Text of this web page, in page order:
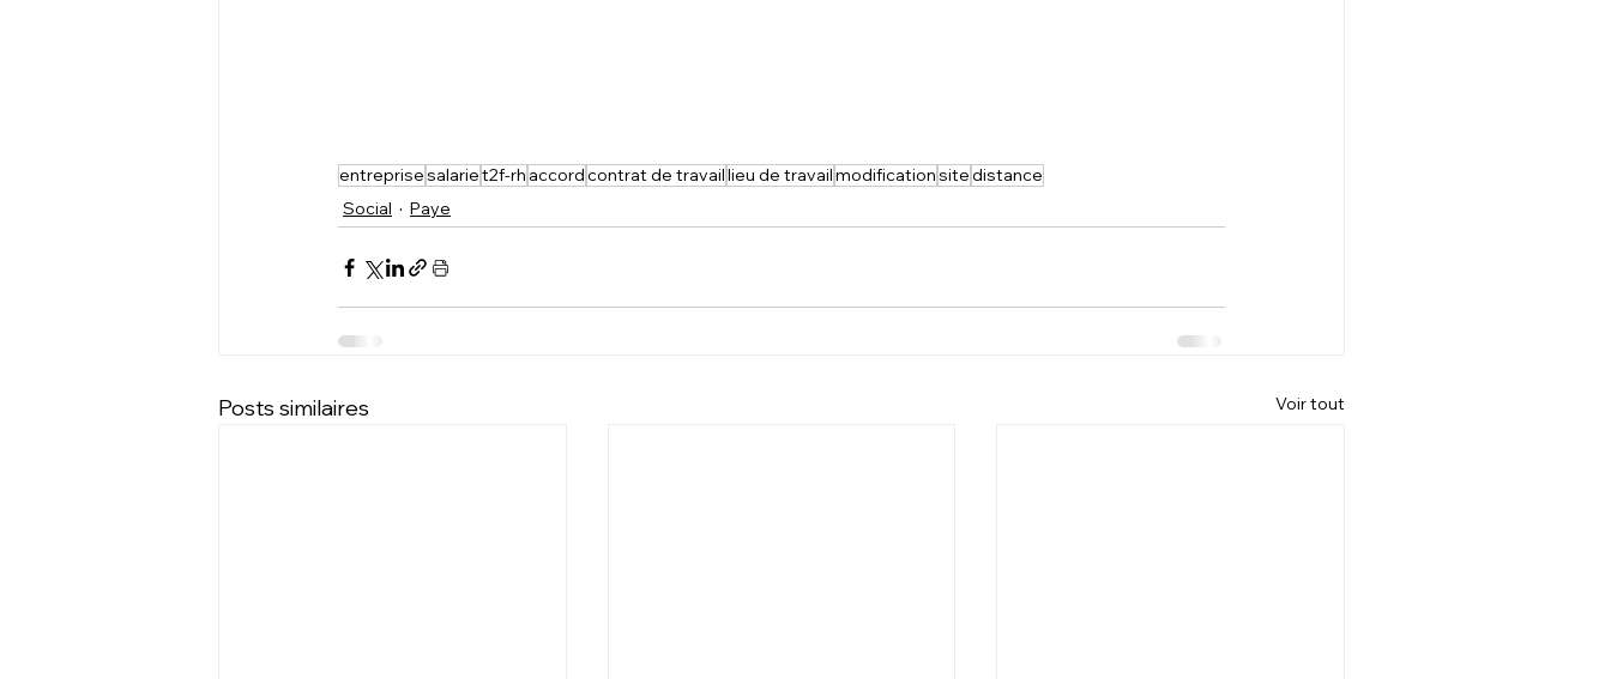
entreprisesalariet2f-rh accordcontrat de travaillieu de travailmodificationsitedistance
Social
Paye
Posts similaires Voir tout